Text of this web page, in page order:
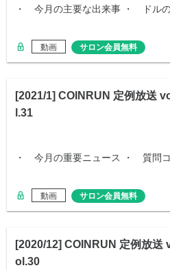
・ 今月の主要な出来事 ・ ドル
動画 サロン会員無料
[2021/1] COINRUN 定例放送
l.31
・ 今月の重要ニュース ・ 質
動画 サロン会員無料
[2020/12] COINRUN 定例放送
ol.30